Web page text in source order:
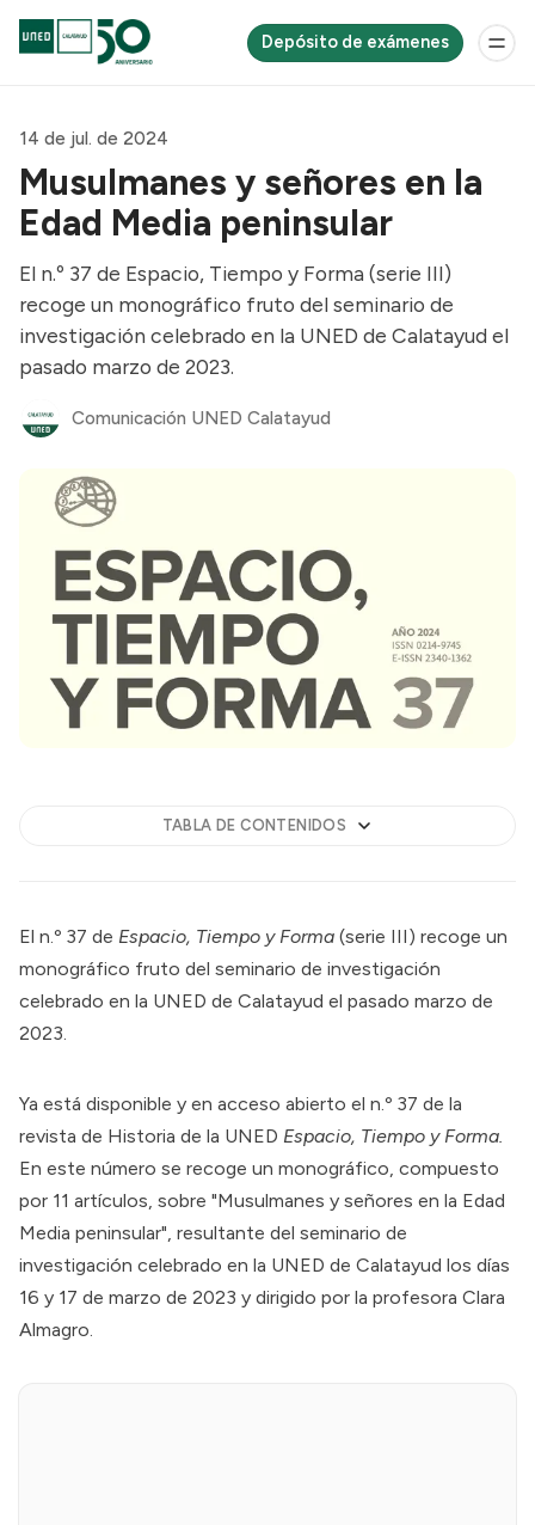
Depósito de exámenes
14 de jul. de 2024
Musulmanes y señores en la
Edad Media peninsular
El n.º 37 de Espacio, Tiempo y Forma (serie III)
recoge un monográfico fruto del seminario de
investigación celebrado en la UNED de Calatayud el
pasado marzo de 2023.
Comunicación UNED Calatayud
TABLA DE CONTENIDOS
El n.º 37 de Espacio, Tiempo y Forma (serie III) recoge un
monográfico fruto del seminario de investigación
celebrado en la UNED de Calatayud el pasado marzo de
2023.
Ya está disponible y en acceso abierto el n.º 37 de la
revista de Historia de la UNED Espacio, Tiempo y Forma.
En este número se recoge un monográfico, compuesto
por 11 artículos, sobre "Musulmanes y señores en la Edad
Media peninsular", resultante del seminario de
investigación celebrado en la UNED de Calatayud los días
16 y 17 de marzo de 2023 y dirigido por la profesora Clara
Almagro.